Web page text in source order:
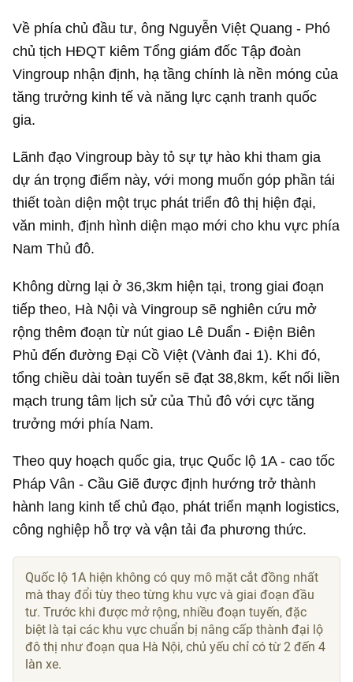
Về phía chủ đầu tư, ông Nguyễn Việt Quang - Phó
chủ tịch HĐQT kiêm Tổng giám đốc Tập đoàn
Vingroup nhận định, hạ tầng chính là nền móng của
tăng trưởng kinh tế và năng lực cạnh tranh quốc
gia.
Lãnh đạo Vingroup bày tỏ sự tự hào khi tham gia
dự án trọng điểm này, với mong muốn góp phần tái
thiết toàn diện một trục phát triển đô thị hiện đại,
văn minh, định hình diện mạo mới cho khu vực phía
Nam Thủ đô.
Không dừng lại ở 36,3km hiện tại, trong giai đoạn
tiếp theo, Hà Nội và Vingroup sẽ nghiên cứu mở
rộng thêm đoạn từ nút giao Lê Duẩn - Điện Biên
Phủ đến đường Đại Cồ Việt (Vành đai 1). Khi đó,
tổng chiều dài toàn tuyến sẽ đạt 38,8km, kết nối liền
mạch trung tâm lịch sử của Thủ đô với cực tăng
trưởng mới phía Nam.
Theo quy hoạch quốc gia, trục Quốc lộ 1A - cao tốc
Pháp Vân - Cầu Giẽ được định hướng trở thành
hành lang kinh tế chủ đạo, phát triển mạnh logistics,
công nghiệp hỗ trợ và vận tải đa phương thức.
Quốc lộ 1A hiện không có quy mô mặt cắt đồng nhất
mà thay đổi tùy theo từng khu vực và giai đoạn đầu
tư. Trước khi được mở rộng, nhiều đoạn tuyến, đặc
biệt là tại các khu vực chuẩn bị nâng cấp thành đại lộ
đô thị như đoạn qua Hà Nội, chủ yếu chỉ có từ 2 đến 4
làn xe.